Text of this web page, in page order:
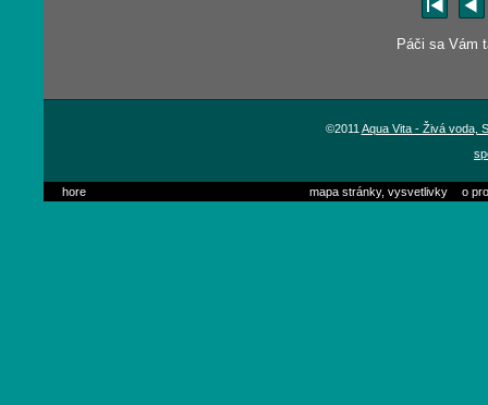
Páči sa Vám
©2011 Aqua Vita - Živá voda,
hore mapa stránky, vysvetlivky o